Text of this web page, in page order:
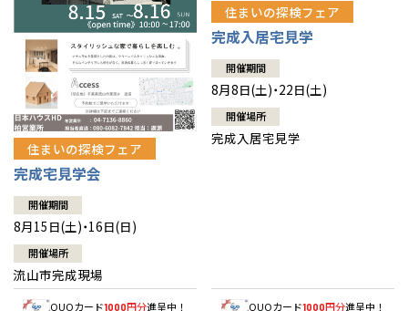
住まいの探検フェア
完成宅見学会
開催期間
8月15日(土)・16日(日)
開催場所
流山市完成現場
QUOカード1000円分進呈中！
住まいの探検フェア
完成入居宅見学
開催期間
8月8日(土)・22日(土)
開催場所
完成入居宅見学
QUOカード1000円分進呈中！